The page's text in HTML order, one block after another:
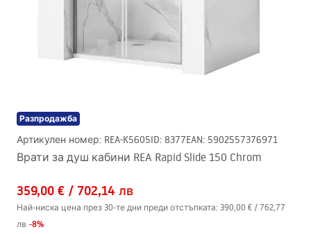
Разпродажба
Артикулен номер: REA-K5605ID: 8377EAN: 5902557376971
Врати за душ кабини REA Rapid Slide 150 Chrom
359,00 € / 702,14 лв
Най-ниска цена през 30-те дни преди отстъпката: 390,00 € / 762,77
лв -8%